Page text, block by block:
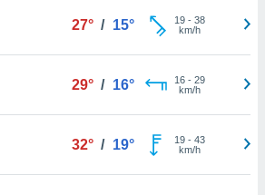
27° / 15° 19- 38
km/h
29° / 16° 16- 29
km/h
32° / 19° 19- 43
km/h